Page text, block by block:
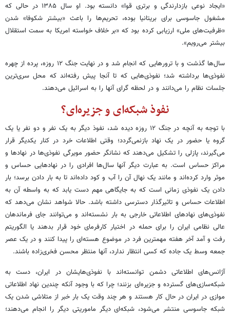
«ایجاد نوعی بازدارندگی و برتری قوا» دانسته بود. او سال ۱۳۸۵ در حالی که
مشغول جاسوسی برای بریتانیا بوده، تحریم‌ها را باعث «بیشتر شکوفا» شدن
«ظرفیت‌های ملی» ارزیابی کرده بود که «بر خلاف خواسته امریکا به سمت استقلال
بیشتر می‌رویم».
سال‌ها گذشت و با ترورهایی که انجام شد و در نهایت جنگ ۱۲ روزه، پرده از چهره
نفوذی‌ها برداشته شد؛ نفوذی‌هایی که تا آنجا پیش رفته‌اند که محل سری‌ترین
جلسات نظام را می‌دانند و در لحظه گرای آنها را به اسرائیل می‌دهند.
نفوذ شبکه‌ای و جزیره‌ای؟
با توجه به آنچه در جنگ ۱۲ روزه دیده شد، نفوذ دیگر به یک نفر و دو نفر یا یک
گروه یا حضور در یک نهاد بازنمی‌گردد؛ وقتی اطلاعات خرد در کنار یکدیگر قرار
می‌گیرند، پازلی را تشکیل می‌دهند که نشانگر حضور مویرگی نفوذی‌ها در نهادها و
مراکز حساس است. به عبارت دیگر آنها سال‌ها افرادی را در نهادهایی حساس و
موثر وارد کرده‌اند و مانند یک نهال آن را آب و کود داده‌اند تا به بار دادن برسد؛ بار
دادن یک نفوذی زمانی است که به جایگاهی مهم دست یابد که به واسطه آن به
اطلاعات حساس و تاثیرگذار دسترسی داشته باشد. حالا شواهد نشان می‌دهد که
نفوذی‌های نهادهای اطلاعاتی خارجی به بار نشسته‌اند و می‌توانند جای فرماندهان
عالی نظامی ایران را برای حمله در اختیار کارفرمای خود قرار بدهند یا الگوریتم
رفت و آمد آخر هفته مهمترین فرد در موضوع هسته‌ای را پیدا کنند و در یک عصر
جمعه وسط یک جاده که کسی انتظار ندارد، آنها منتظر محسن فخری‌زاده باشند.
آژانس‌های اطلاعاتی دشمن توانسته‌اند با نفوذی‌هایشان در ایران، دست به
شبکه‌سازی‌های گسترده و جزیره‌ای بزنند؛ چرا که با وجود آنکه چندین نهاد اطلاعاتی
موازی در ایران در حال کار هستند و هر چند وقت یک بار خبر از متلاشی شدن یک
شبکه جاسوسی منتشر می‌شود، شبکه‌ای دیگر ماموریتی دیگر را انجام می‌دهند؛